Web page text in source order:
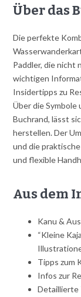
Über das
Die perfekte
Paddler, die nicht
wichtigen
Insidertipps zu
Über die Symbole
Buchrand, lässt
herstellen. Der
und die
und flexible
Aus dem
Kanu &
“Kleine
Tipps zum
Infos zur
Detaillierte